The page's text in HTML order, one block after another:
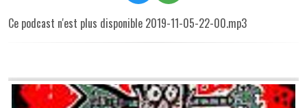
Ce podcast n'est plus disponible 2019-11-05-22-00.mp3